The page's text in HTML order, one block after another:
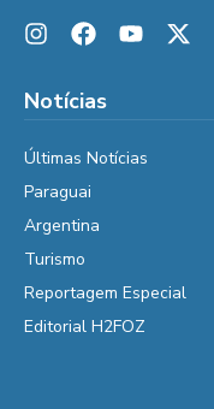
Notícias
Últimas Notícias
Paraguai
Argentina
Turismo
Reportagem Especial
Editorial H2FOZ